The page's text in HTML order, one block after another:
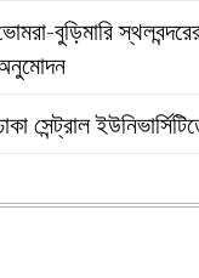
বুড়িমারি
সেন্ট্রাল